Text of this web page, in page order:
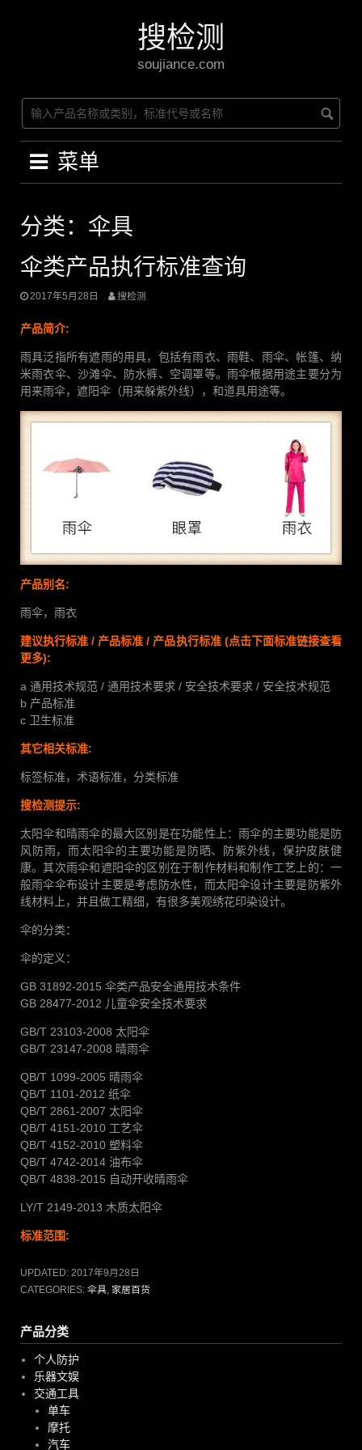
搜检测
soujiance.com
菜单
分类：伞具
伞类产品执行标准查询
2017年5月28日 搜检测
产品简介:
雨具泛指所有遮雨的用具，包括有雨衣、雨鞋、雨伞、帐篷、纳
米雨衣伞、沙滩伞、防水裤、空调罩等。雨伞根据用途主要分为
用来雨伞，遮阳伞（用来躲紫外线），和道具用途等。
产品别名:
雨伞，雨衣
建议执行标准 / 产品标准 / 产品执行标准 (点击下面标准链接查看
更多):
a 通用技术规范 / 通用技术要求 / 安全技术要求 / 安全技术规范
b 产品标准
c 卫生标准
其它相关标准:
标签标准，术语标准，分类标准
搜检测提示:
太阳伞和晴雨伞的最大区别是在功能性上：雨伞的主要功能是防
风防雨，而太阳伞的主要功能是防晒、防紫外线，保护皮肤健
康。其次雨伞和遮阳伞的区别在于制作材料和制作工艺上的：一
般雨伞伞布设计主要是考虑防水性，而太阳伞设计主要是防紫外
线材料上，并且做工精细，有很多美观绣花印染设计。
伞的分类：
伞的定义：
GB 31892-2015 伞类产品安全通用技术条件
GB 28477-2012 儿童伞安全技术要求
GB/T 23103-2008 太阳伞
GB/T 23147-2008 晴雨伞
QB/T 1099-2005 晴雨伞
QB/T 1101-2012 纸伞
QB/T 2861-2007 太阳伞
QB/T 4151-2010 工艺伞
QB/T 4152-2010 塑料伞
QB/T 4742-2014 油布伞
QB/T 4838-2015 自动开收晴雨伞
LY/T 2149-2013 木质太阳伞
标准范围:
UPDATED: 2017年9月28日
CATEGORIES: 伞具 家居百货
产品分类
个人防护
乐器文娱
交通工具
单车
摩托
汽车